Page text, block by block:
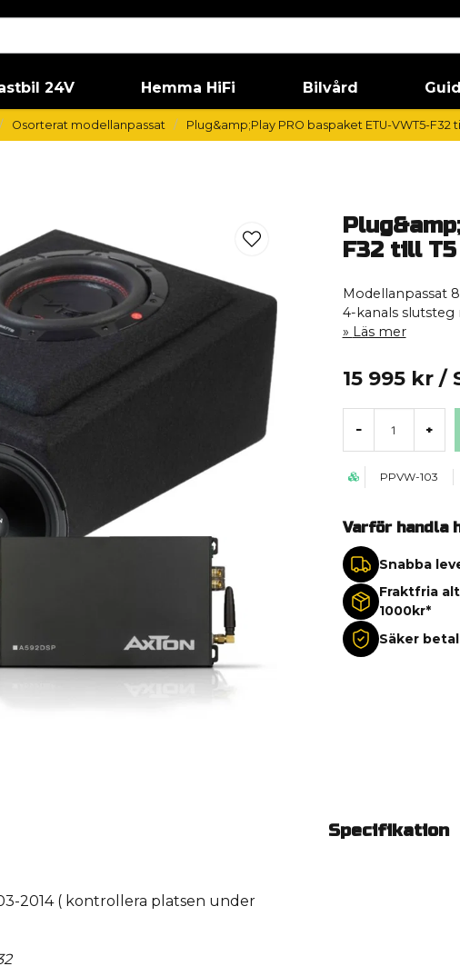
24V Hemma HiFi Bilvård
Osorterat modellanpassat Plug&amp;Play PRO baspaket ETU-VWT5-F32
F32 till T5
Modellanpassat
4-kanals
Läs mer
15 995 kr /
- +
PPVW-103
Varför handla
Snabba
Fraktfria
1000kr*
Säker
2014 ( kontrollera platsen under
Specifikation